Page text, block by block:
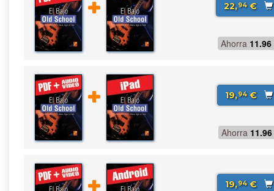
22,94€
Ahorra 11.96
19,94€
Ahorra 11.96
19,94€